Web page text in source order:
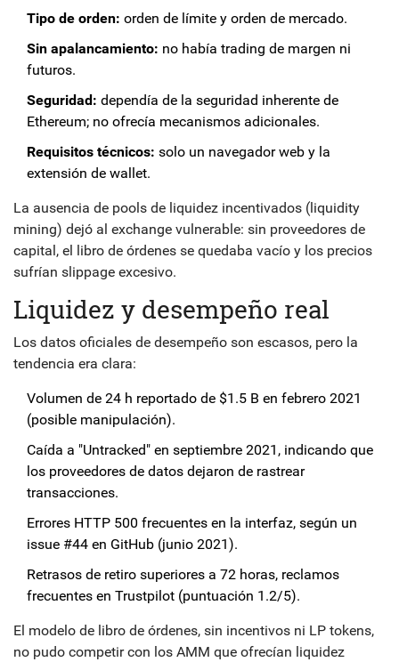
Tipo de orden: orden de límite y orden de mercado.
Sin apalancamiento: no había trading de margen ni
futuros.
Seguridad: dependía de la seguridad inherente de
Ethereum; no ofrecía mecanismos adicionales.
Requisitos técnicos: solo un navegador web y la
extensión de wallet.
La ausencia de pools de liquidez incentivados (liquidity
mining) dejó al exchange vulnerable: sin proveedores de
capital, el libro de órdenes se quedaba vacío y los precios
sufrían slippage excesivo.
Liquidez y desempeño real
Los datos oficiales de desempeño son escasos, pero la
tendencia era clara:
Volumen de 24 h reportado de $1.5 B en febrero 2021
(posible manipulación).
Caída a "Untracked" en septiembre 2021, indicando que
los proveedores de datos dejaron de rastrear
transacciones.
Errores HTTP 500 frecuentes en la interfaz, según un
issue #44 en GitHub (junio 2021).
Retrasos de retiro superiores a 72 horas, reclamos
frecuentes en Trustpilot (puntuación 1.2/5).
El modelo de libro de órdenes, sin incentivos ni LP tokens,
no pudo competir con los AMM que ofrecían liquidez